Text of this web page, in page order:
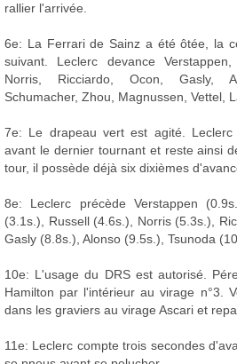
rallier l'arrivée.
6e: La Ferrari de Sainz a été ôtée, la
suivant. Leclerc devance
Norris, Ricciardo, Ocon, Gasly,
Schumacher, Zhou, Magnussen, Vettel,
7e: Le drapeau vert est agité.
avant le dernier tournant et reste ainsi
tour, il possède déjà six dixièmes
8e: Leclerc précède Verstappen
(3.1s.), Russell (4.6s.), Norris (5.3s.),
Gasly (8.8s.), Alonso (9.5s.), Tsunoda
10e: L'usage du DRS est autorisé.
Hamilton par l'intérieur au virage n°3.
dans les graviers au virage Ascari et
11e: Leclerc compte trois secondes